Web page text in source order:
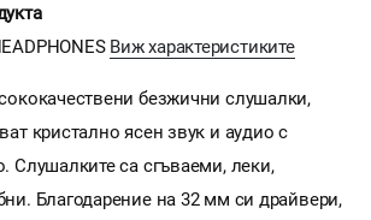
Виж характеристиките
безжични слушалки,
кристално ясен звук и аудио с
Слушалките са сгъваеми, леки,
Благодарение на 32 мм си драйвери,